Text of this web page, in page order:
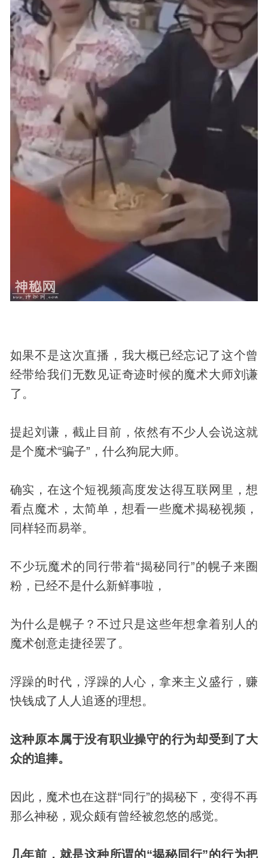
如果不是这次直播，我大概已经忘记了这个曾
经带给我们无数见证奇迹时候的魔术大师刘谦
了。
提起刘谦，截止目前，依然有不少人会说这就
是个魔术“骗子”，什么狗屁大师。
确实，在这个短视频高度发达得互联网里，想
看点魔术，太简单，想看一些魔术揭秘视频，
同样轻而易举。
不少玩魔术的同行带着“揭秘同行”的幌子来圈
粉，已经不是什么新鲜事啦，
为什么是幌子？不过只是这些年想拿着别人的
魔术创意走捷径罢了。
浮躁的时代，浮躁的人心，拿来主义盛行，赚
快钱成了人人追逐的理想。
这种原本属于没有职业操守的行为却受到了大
众的追捧。
因此，魔术也在这群“同行”的揭秘下，变得不再
那么神秘，观众颇有曾经被忽悠的感觉。
几年前，就是这种所谓的“揭秘同行”的行为把